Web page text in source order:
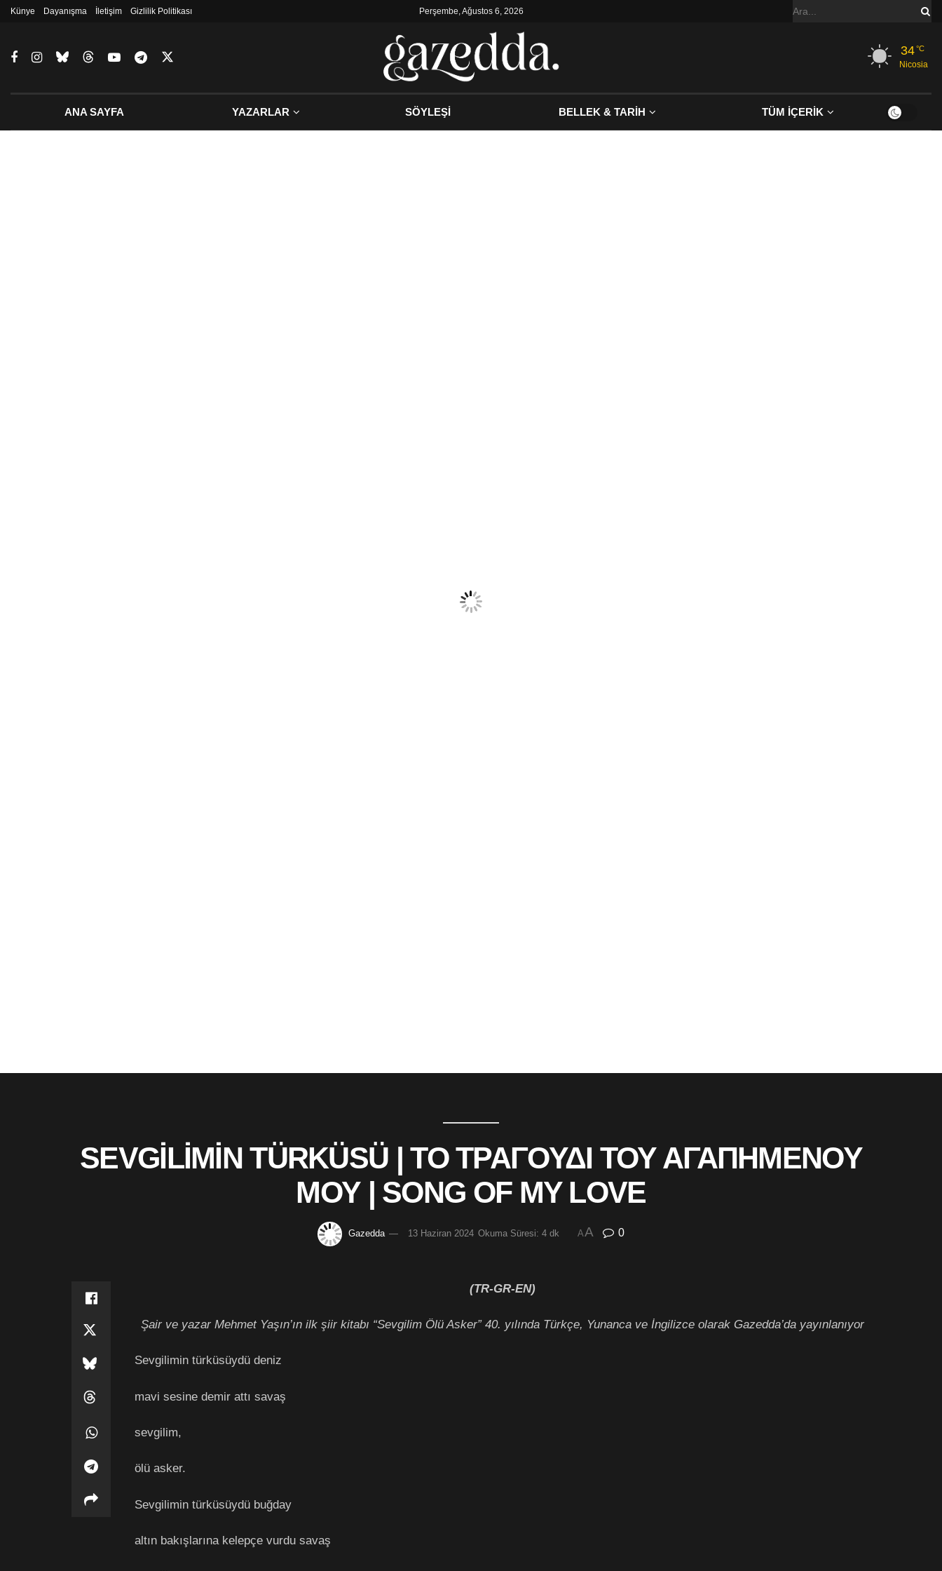
Künye Dayanışma İletişim Gizlilik Politikası Perşembe, Ağustos 6, 2026
34°C
Nicosia
ANA SAYFA YAZARLAR SÖYLEŞİ BELLEK & TARİH TÜM İÇERİK
SEVGİLİMİN TÜRKÜSÜ | ΤΟ ΤΡΑΓΟΥΔΙ ΤΟΥ ΑΓΑΠΗΜΕΝΟΥ
ΜΟΥ | SONG OF MY LOVE
Gazedda 13 Haziran 2024 Okuma Süresi: 4 dk AA 0
(TR-GR-EN)
Şair ve yazar Mehmet Yaşın’ın ilk şiir kitabı “Sevgilim Ölü Asker” 40. yılında Türkçe, Yunanca ve İngilizce olarak Gazedda’da yayınlanıyor
Sevgilimin türküsüydü deniz
mavi sesine demir attı savaş
sevgilim,
ölü asker.
Sevgilimin türküsüydü buğday
altın bakışlarına kelepçe vurdu savaş